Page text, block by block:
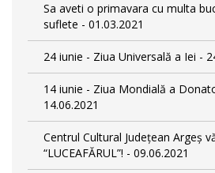
Sa aveti o primavara cu multa
suflete - 01.03.2021
24 iunie - Ziua Universală a Iei -
14 iunie - Ziua Mondială a
14.06.2021
Centrul Cultural Județean Argeș
“LUCEAFĂRUL”! - 09.06.2021